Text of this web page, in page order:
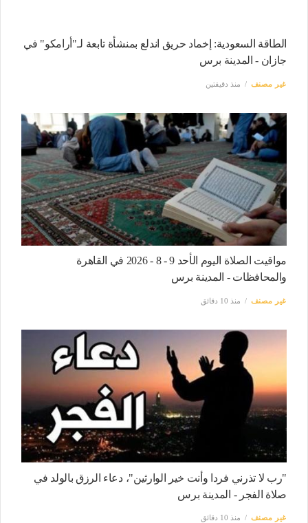
الطاقة السعودية: إخماد حريق اندلع بمنشأة تابعة لـ"أرامكو" في
جازان - المدينة برس
غير مصنف منذ دقيقتين
مواقيت الصلاة اليوم الأحد 9 - 8 - 2026 في القاهرة
والمحافظات - المدينة برس
غير مصنف منذ 10 دقائق
"رب لا تذرني فردا وأنت خير الوارثين"، دعاء الرزق بالولد في
صلاة الفجر - المدينة برس
غير مصنف منذ 10 دقائق